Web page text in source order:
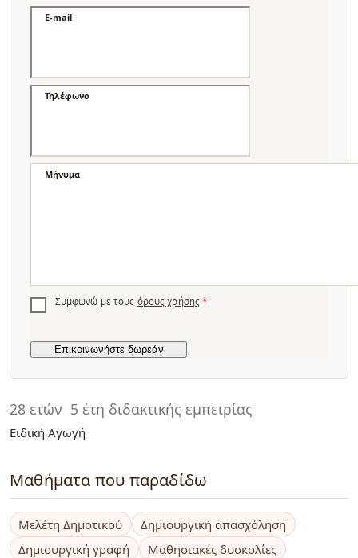
28 ετών 5 έτη διδακτικής εμπειρίας
Ειδική Αγωγή
Μαθήματα που παραδίδω
Μελέτη Δημοτικού
Δημιουργική απασχόληση
Δημιουργική γραφή
Μαθησιακές δυσκολίες
E-mail
Τηλέφωνο
Μήνυμα
Συμφωνώ με τους όρους χρήσης *